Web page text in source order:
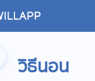
วิธีนอน